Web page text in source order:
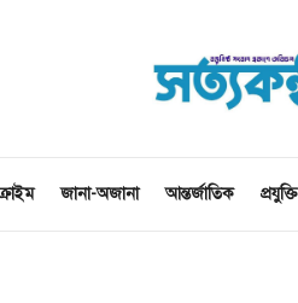
জানা-অজানা আন্তর্জাতিক প্রযুক্তি